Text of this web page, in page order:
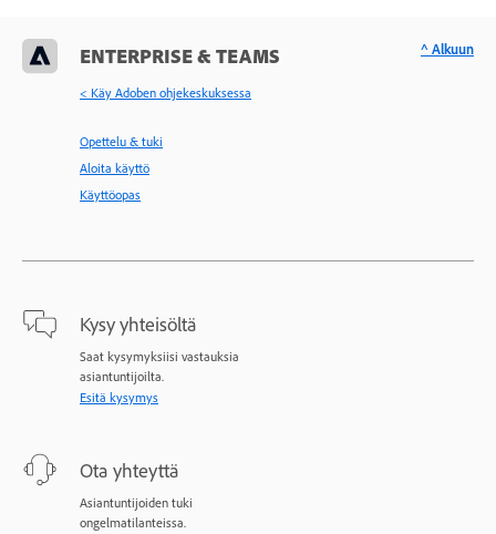
ENTERPRISE & TEAMS
< Käy Adoben ohjekeskuksessa
Opettelu & tuki
Aloita käyttö
Käyttöopas
Kysy yhteisöltä
Saat kysymyksiisi vastauksia
asiantuntijoilta.
Esitä kysymys
Ota yhteyttä
Asiantuntijoiden tuki
ongelmatilanteissa.
^ Alkuun